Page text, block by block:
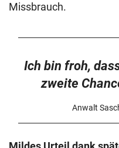
Missbrauch.
Ich bin froh,
zweite
Anwalt